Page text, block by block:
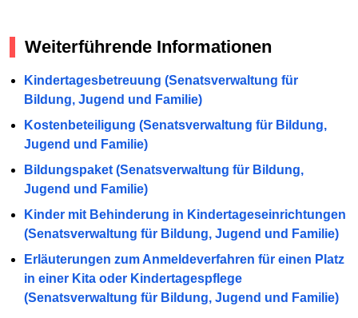
Weiterführende Informationen
Kindertagesbetreuung (Senatsverwaltung für
Bildung, Jugend und Familie)
Kostenbeteiligung (Senatsverwaltung für Bildung,
Jugend und Familie)
Bildungspaket (Senatsverwaltung für Bildung,
Jugend und Familie)
Kinder mit Behinderung in Kindertageseinrichtungen
(Senatsverwaltung für Bildung, Jugend und Familie)
Erläuterungen zum Anmeldeverfahren für einen Platz
in einer Kita oder Kindertagespflege
(Senatsverwaltung für Bildung, Jugend und Familie)